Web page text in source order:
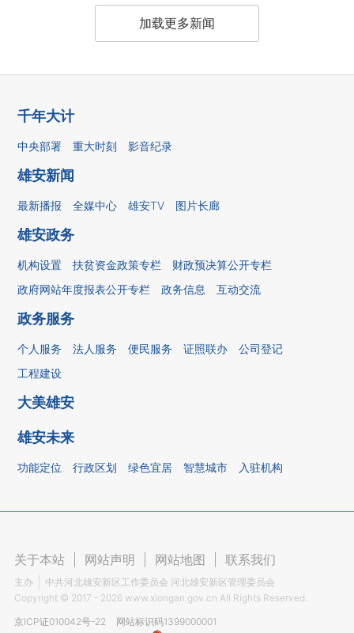
加载更多新闻
千年大计
中央部署 重大时刻 影音纪录
雄安新闻
最新播报 全媒中心 雄安TV 图片长廊
雄安政务
机构设置 扶贫资金政策专栏
财政预决算公开专栏
政府网站年度报表公开专栏
政务信息 互动交流
政务服务
个人服务 法人服务 便民服务 证照联办
公司登记
工程建设
大美雄安
雄安未来
功能定位 行政区划 绿色宜居 智慧城市 入驻机构
关于本站 网站声明 网站地图 联系我们
主办
中共河北雄安新区工作委员会 河北雄安新区管理委员会
Copyright © 2017 - 2026 www.xiongan.gov.cn All Rights Reserved.
京ICP证010042号-22
网站标识码1399000001